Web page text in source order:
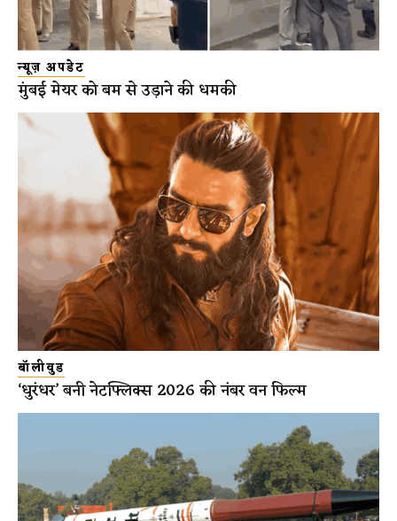
न्यूज़ अपडेट
मुंबई मेयर को बम से उड़ाने की धमकी
बॉलीवुड
‘धुरंधर’ बनी नेटफ्लिक्स 2026 की नंबर वन फिल्म